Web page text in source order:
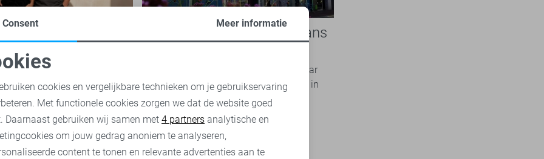
onmisbare basis
garderobe
kledingstukken die een
spelen binnen een veelzijdige
zijn eenvoudig te combineren,
Een kijkje in onze winkel Sans
Ben jij die fanatieke online-shopper, maar
ben je nog nooit bij onze fysieke winkel in
Rijssen geweest? Ben je wel heel
nieuwsgierig? Lees snel verder...
Ontdek nu
cookies
cookies Marketing cookies
Consent Meer informatie
cookies en vergelijkbare technieken om je gebruikservaring
Met functionele cookies zorgen we dat de website goed
Daarnaast gebruiken wij samen met 4 partners analytische en
om jouw gedrag anoniem te analyseren,
content te tonen en relevante advertenties aan te